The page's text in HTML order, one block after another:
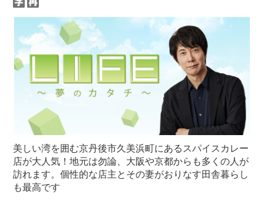
美しい湾を囲む京丹後市久美浜町にあるスパイスカレー
店が大人気！地元は勿論、大阪や京都からも多くの人が
訪れます。個性的な店主とその妻がおりなす田舎暮らし
も最高です